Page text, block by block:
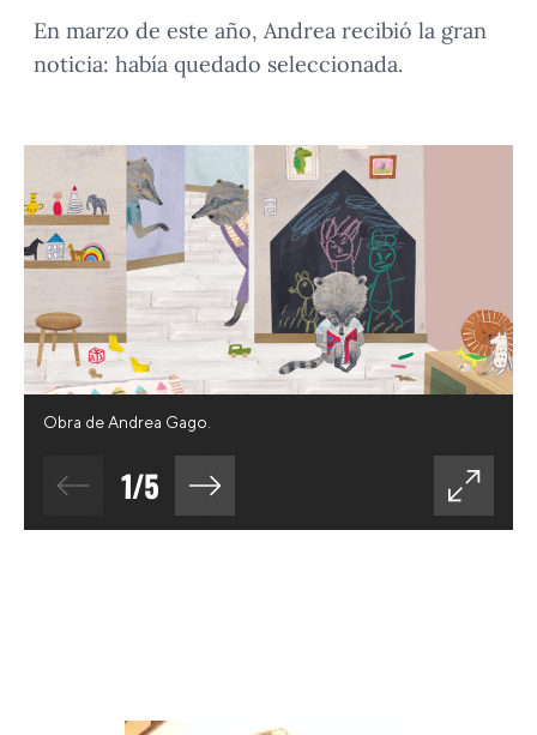
En marzo de este año, Andrea recibió la gran
noticia: había quedado seleccionada.
Obra de Andrea Gago.
1/5